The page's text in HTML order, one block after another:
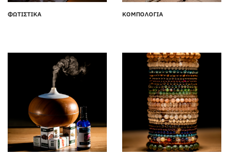
ΦΩΤΙΣΤΙΚΑ ΚΟΜΠΟΛΟΓΙΑ